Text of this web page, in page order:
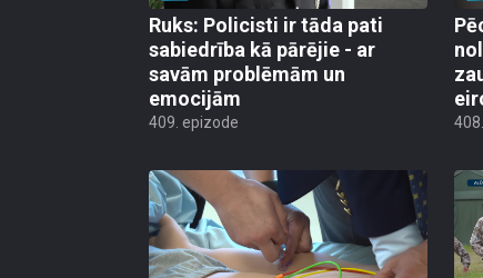
Ruks: Policisti ir tāda pati
sabiedrība kā pārējie - ar
savām problēmām un
emocijām
409. epizode